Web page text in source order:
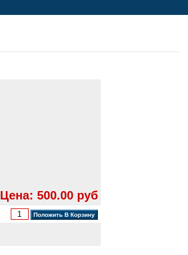
Цена: 500.00 руб